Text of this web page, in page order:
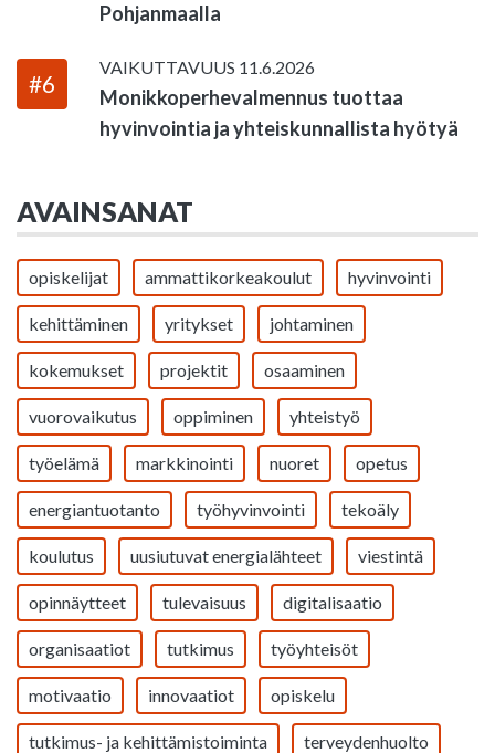
Pohjanmaalla
#6
VAIKUTTAVUUS 11.6.2026
Monikkoperhevalmennus tuottaa
hyvinvointia ja yhteiskunnallista hyötyä
AVAINSANAT
opiskelijat ammattikorkeakoulut hyvinvointi
kehittäminen yritykset johtaminen
kokemukset projektit osaaminen
vuorovaikutus oppiminen yhteistyö
työelämä markkinointi nuoret opetus
energiantuotanto työhyvinvointi tekoäly
koulutus uusiutuvat energialähteet viestintä
opinnäytteet tulevaisuus digitalisaatio
organisaatiot tutkimus työyhteisöt
motivaatio innovaatiot opiskelu
tutkimus- ja kehittämistoiminta terveydenhuolto